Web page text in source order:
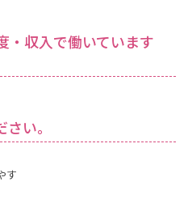
・収入で働いています
い。
す